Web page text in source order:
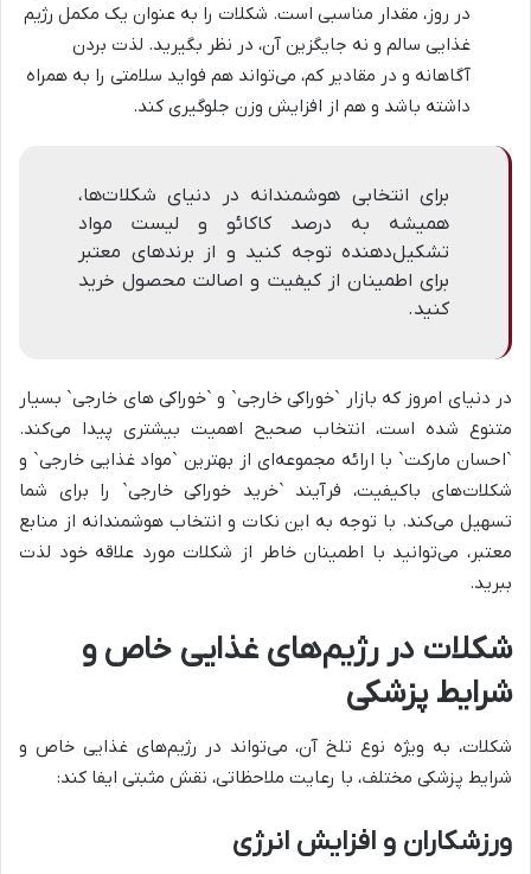
در روز، مقدار مناسبی است. شکلات را به عنوان یک مکمل رژیم
غذایی سالم و نه جایگزین آن، در نظر بگیرید. لذت بردن
آگاهانه و در مقادیر کم، می‌تواند هم فواید سلامتی را به همراه
داشته باشد و هم از افزایش وزن جلوگیری کند.
برای انتخابی هوشمندانه در دنیای شکلات‌ها،
همیشه به درصد کاکائو و لیست مواد
تشکیل‌دهنده توجه کنید و از برندهای معتبر
برای اطمینان از کیفیت و اصالت محصول خرید
کنید.
در دنیای امروز که بازار `خوراکی خارجی` و `خوراکی های خارجی` بسیار
متنوع شده است، انتخاب صحیح اهمیت بیشتری پیدا می‌کند.
`احسان مارکت` با ارائه مجموعه‌ای از بهترین `مواد غذایی خارجی` و
شکلات‌های باکیفیت، فرآیند `خرید خوراکی خارجی` را برای شما
تسهیل می‌کند. با توجه به این نکات و انتخاب هوشمندانه از منابع
معتبر، می‌توانید با اطمینان خاطر از شکلات مورد علاقه خود لذت
ببرید.
شکلات در رژیم‌های غذایی خاص و
شرایط پزشکی
شکلات، به ویژه نوع تلخ آن، می‌تواند در رژیم‌های غذایی خاص و
شرایط پزشکی مختلف، با رعایت ملاحظاتی، نقش مثبتی ایفا کند:
ورزشکاران و افزایش انرژی